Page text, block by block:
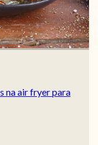
na air fryer para